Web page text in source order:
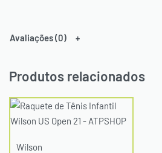
Avaliações (0)
Produtos relacionados
Wilson